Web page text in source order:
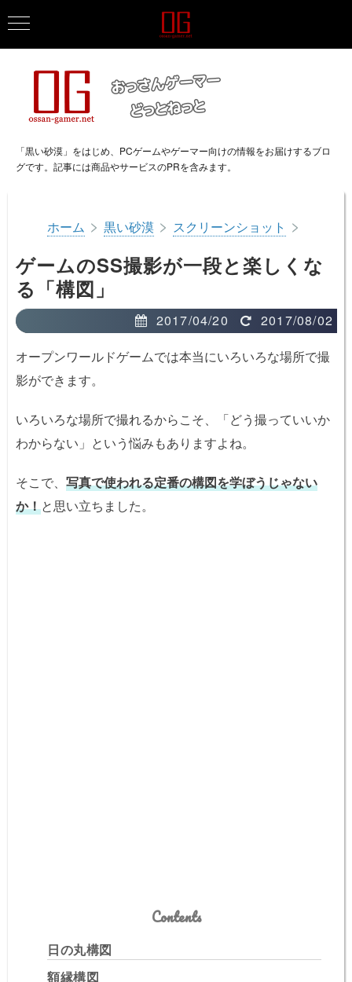
「黒い砂漠」をはじめ、PCゲームやゲーマー向けの情報をお届けするブロ
グです。記事には商品やサービスのPRを含みます。
ホーム > 黒い砂漠 > スクリーンショット >
ゲームのSS撮影が一段と楽しくな
る「構図」
2017/04/20
2017/08/02
オープンワールドゲームでは本当にいろいろな場所で撮
影ができます。
いろいろな場所で撮れるからこそ、「どう撮っていいか
わからない」という悩みもありますよね。
そこで、 写真で使われる定番の構図を学ぼうじゃない
か！と思い立ちました。
Contents
日の丸構図
額縁構図